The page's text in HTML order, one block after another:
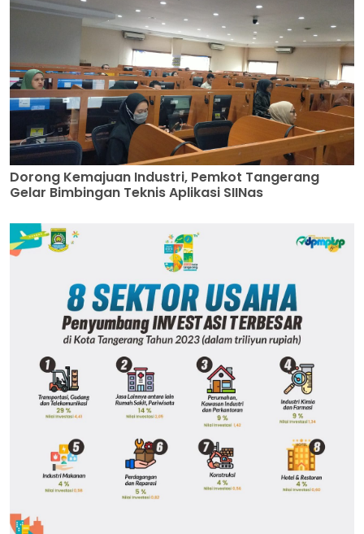
Dorong Kemajuan Industri, Pemkot Tangerang
Gelar Bimbingan Teknis Aplikasi SIINas